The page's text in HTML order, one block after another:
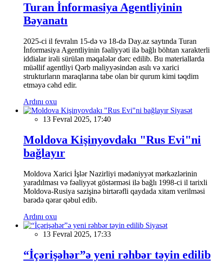
Turan İnformasiya Agentliyinin
Bəyanatı
2025-ci il fevralın 15-də və 18-də Day.az saytında Turan
İnformasiya Agentliyinin fəaliyyəti ilə bağlı böhtan xarakterli
iddialar irəli sürülən məqalələr dərc edilib. Bu materiallarda
müəllif agentliyi Qərb maliyyəsindən asılı və xarici
strukturların maraqlarına tabe olan bir qurum kimi təqdim
etməyə cəhd edir.
Ardını oxu
Siyasət
13 Fevral 2025, 17:40
Moldova Kişinyovdakı "Rus Evi"ni
bağlayır
Moldova Xarici İşlər Nazirliyi mədəniyyət mərkəzlərinin
yaradılması və fəaliyyət göstərməsi ilə bağlı 1998-ci il tarixli
Moldova-Rusiya sazişinə birtərəfli qaydada xitam verilməsi
barədə qərar qəbul edib.
Ardını oxu
Siyasət
13 Fevral 2025, 17:33
“İçərişəhər”ə yeni rəhbər təyin edilib